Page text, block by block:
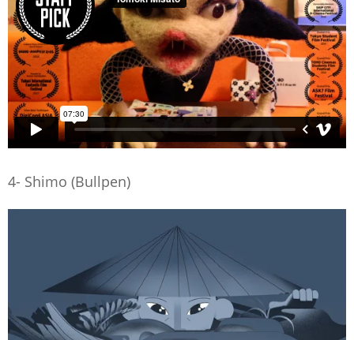
4- Shimo (Bullpen)